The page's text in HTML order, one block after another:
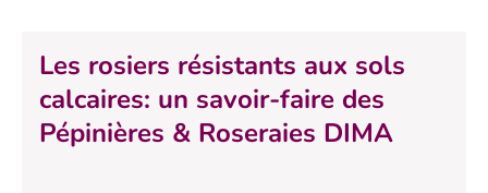
Les rosiers résistants aux sols
calcaires: un savoir-faire des
Pépinières & Roseraies DIMA